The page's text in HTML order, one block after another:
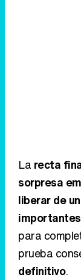
La recta
sorpresa
liberar de
para
prueba
definitivo.